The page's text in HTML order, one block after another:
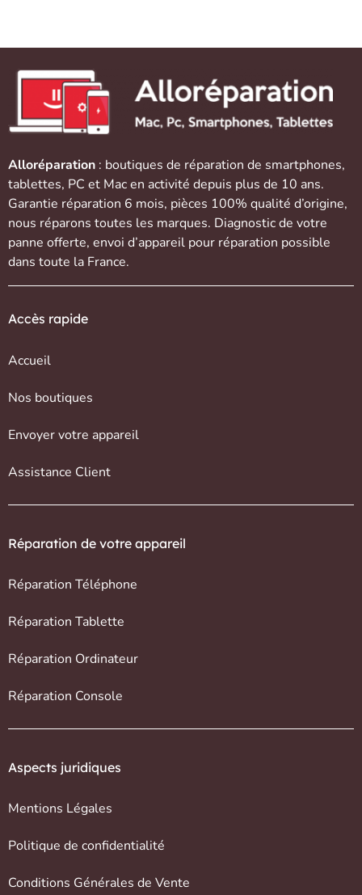
Alloréparation : boutiques de réparation de smartphones,
tablettes, PC et Macen activité depuis plus de 10 ans.
Garantie réparation 6 mois, pièces 100% qualité d’origine,
nous réparons toutes les marques. Diagnostic de votre
panne offerte, envoi d’appareil pour réparation possible
dans toute la France.
Accès rapide
Accueil
Nos boutiques
Envoyer votre appareil
Assistance Client
Réparation de votre appareil
Réparation Téléphone
Réparation Tablette
Réparation Ordinateur
Réparation Console
Aspects juridiques
Mentions Légales
Politique de confidentialité
Conditions Générales de Vente